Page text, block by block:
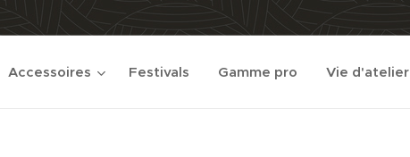
Accessoires Festivals Gamme pro Vie d'atelier